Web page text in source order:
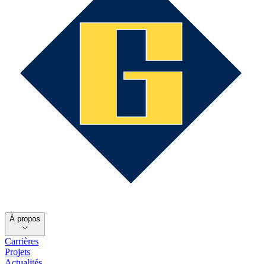
À propos
Carrières
Projets